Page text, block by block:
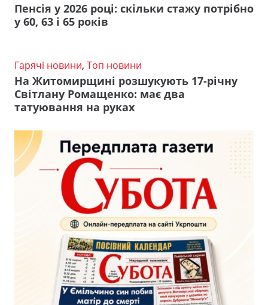
Пенсія у 2026 році: скільки стажу потрібно
у 60, 63 і 65 років
Гарячі новини, Топ новини
На Житомирщині розшукують 17-річну
Світлану Ромащенко: має два
татуювання на руках